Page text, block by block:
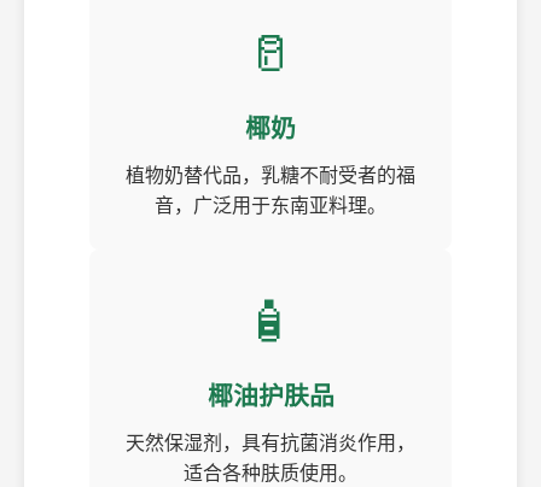
🥛
椰奶
植物奶替代品，乳糖不耐受者的福
音，广泛用于东南亚料理。
🧴
椰油护肤品
天然保湿剂，具有抗菌消炎作用，
适合各种肤质使用。